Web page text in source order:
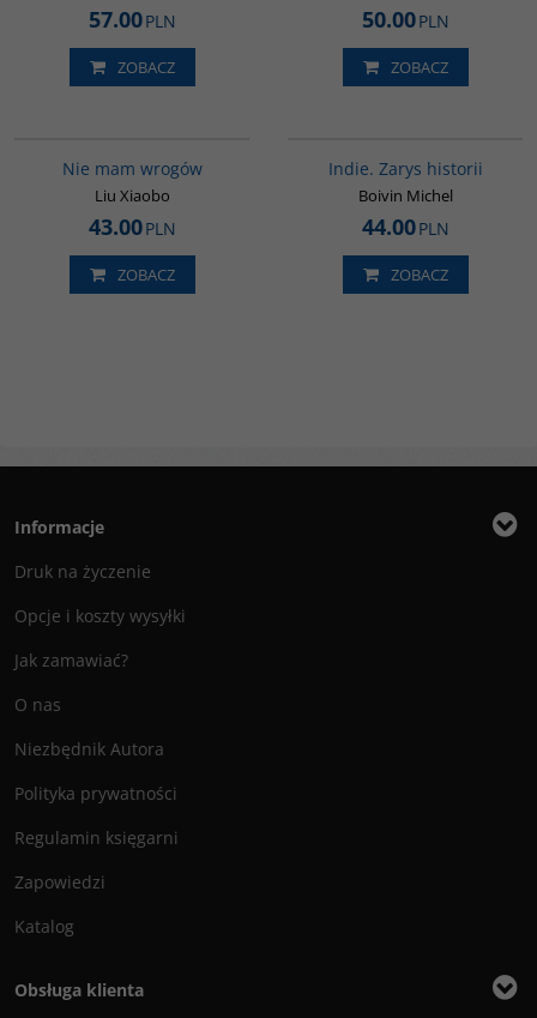
57.00PLN
ZOBACZ
50.00PLN
ZOBACZ
Nie mam wrogów
Liu Xiaobo
43.00PLN
ZOBACZ
Indie. Zarys historii
Boivin Michel
44.00PLN
ZOBACZ
Informacje
Druk na życzenie
Opcje i koszty wysyłki
Jak zamawiać?
O nas
Niezbędnik Autora
Polityka prywatności
Regulamin księgarni
Zapowiedzi
Katalog
Obsługa klienta